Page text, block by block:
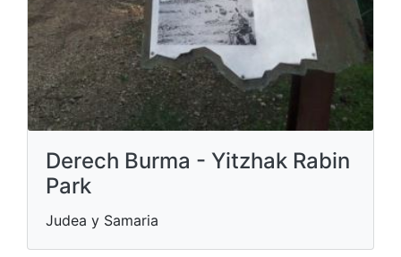
Derech Burma - Yitzhak Rabin
Park
Judea y Samaria